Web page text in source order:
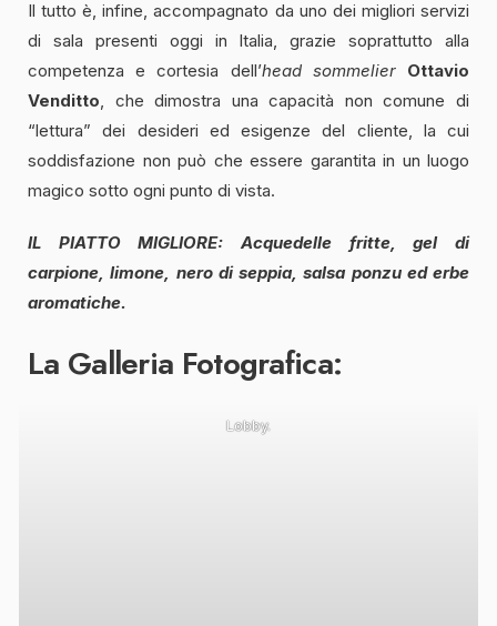
Il tutto è, infine, accompagnato da uno dei migliori servizi
di sala presenti oggi in Italia, grazie soprattutto alla
competenza e cortesia dell’head sommelier Ottavio
Venditto, che dimostra una capacità non comune di
“lettura” dei desideri ed esigenze del cliente, la cui
soddisfazione non può che essere garantita in un luogo
magico sotto ogni punto di vista.
IL PIATTO MIGLIORE: Acquedelle fritte, gel di
carpione, limone, nero di seppia, salsa ponzu ed erbe
aromatiche.
La Galleria Fotografica:
Lobby.